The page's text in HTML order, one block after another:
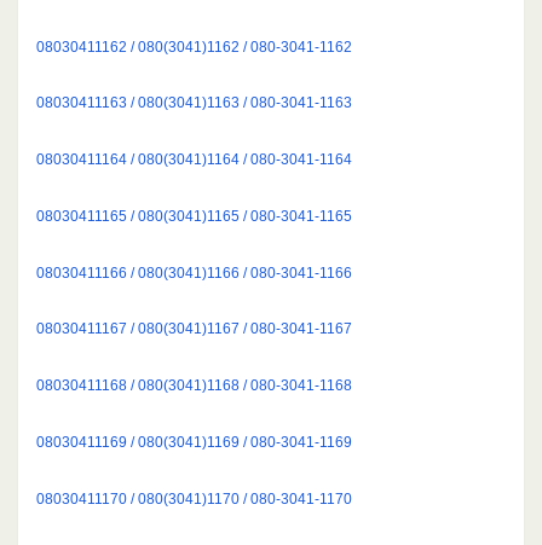
08030411162 / 080(3041)1162 / 080-3041-1162
08030411163 / 080(3041)1163 / 080-3041-1163
08030411164 / 080(3041)1164 / 080-3041-1164
08030411165 / 080(3041)1165 / 080-3041-1165
08030411166 / 080(3041)1166 / 080-3041-1166
08030411167 / 080(3041)1167 / 080-3041-1167
08030411168 / 080(3041)1168 / 080-3041-1168
08030411169 / 080(3041)1169 / 080-3041-1169
08030411170 / 080(3041)1170 / 080-3041-1170